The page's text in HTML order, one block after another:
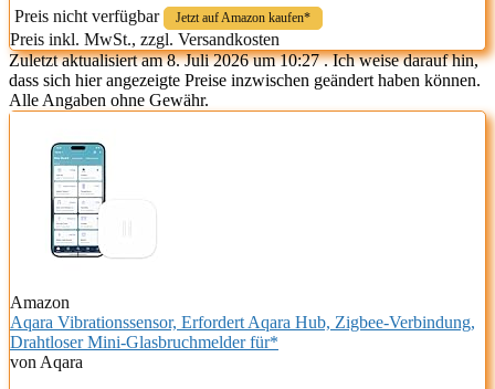
Preis nicht verfügbar
Jetzt auf Amazon kaufen*
Preis inkl. MwSt., zzgl. Versandkosten
Zuletzt aktualisiert am 8. Juli 2026 um 10:27 . Ich weise darauf hin,
dass sich hier angezeigte Preise inzwischen geändert haben können.
Alle Angaben ohne Gewähr.
Amazon
Aqara Vibrationssensor, Erfordert Aqara Hub, Zigbee-Verbindung,
Drahtloser Mini-Glasbruchmelder für*
von Aqara